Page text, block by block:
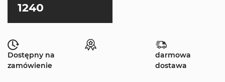
1240
Dostępny na
zamówienie
darmowa
dostawa